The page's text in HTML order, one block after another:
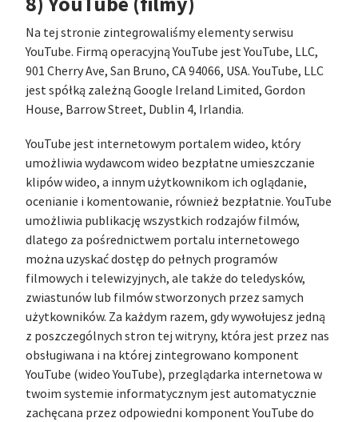
Na tej stronie zintegrowaliśmy elementy serwisu
YouTube. Firmą operacyjną YouTube jest YouTube, LLC,
901 Cherry Ave, San Bruno, CA 94066, USA. YouTube, LLC
jest spółką zależną Google Ireland Limited, Gordon
House, Barrow Street, Dublin 4, Irlandia.
YouTube jest internetowym portalem wideo, który
umożliwia wydawcom wideo bezpłatne umieszczanie
klipów wideo, a innym użytkownikom ich oglądanie,
ocenianie i komentowanie, również bezpłatnie. YouTube
umożliwia publikację wszystkich rodzajów filmów,
dlatego za pośrednictwem portalu internetowego
można uzyskać dostęp do pełnych programów
filmowych i telewizyjnych, ale także do teledysków,
zwiastunów lub filmów stworzonych przez samych
użytkowników. Za każdym razem, gdy wywołujesz jedną
z poszczególnych stron tej witryny, która jest przez nas
obsługiwana i na której zintegrowano komponent
YouTube (wideo YouTube), przeglądarka internetowa w
twoim systemie informatycznym jest automatycznie
zachęcana przez odpowiedni komponent YouTube do